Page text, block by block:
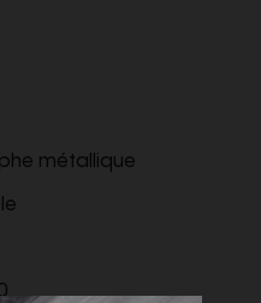
métallique